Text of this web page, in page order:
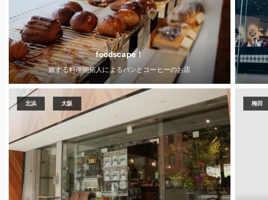
foodscape！
旅する料理開拓人によるパンとコーヒーのお店
北浜 大阪 梅田